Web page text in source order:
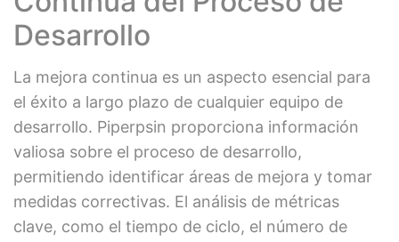
Desarrollo
La mejora continua es un aspecto esencial para
el éxito a largo plazo de cualquier equipo de
desarrollo. Piperpsin proporciona información
valiosa sobre el proceso de desarrollo,
permitiendo identificar áreas de mejora y tomar
medidas correctivas. El análisis de métricas
clave, como el tiempo de ciclo, el número de